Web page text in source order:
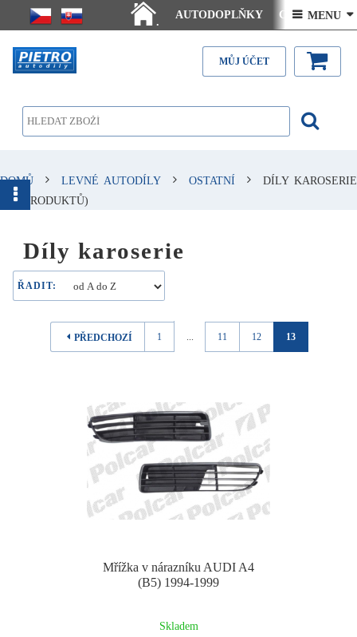
.
AUTODOPLŇKY Ceny doručení
Články - návody Kontakt
 MENU 
MŮJ ÚČET
DOMŮ LEVNÉ AUTODÍLY OSTATNÍ
DÍLY KAROSERIE
(149 PRODUKTŮ)
Díly karoserie
ŘADIT:
PŘEDCHOZÍ 1 ... 11 12 13
Mřížka v nárazníku AUDI A4
(B5) 1994-1999
Skladem